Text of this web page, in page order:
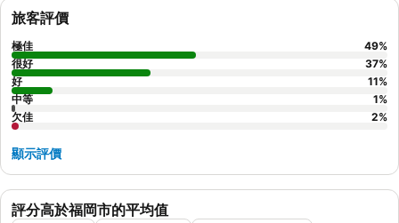
評分高於福岡市的平均值
旅客評價
極佳 49%
很好
37%
好
11%
中等
1%
欠佳
2%
顯示評價